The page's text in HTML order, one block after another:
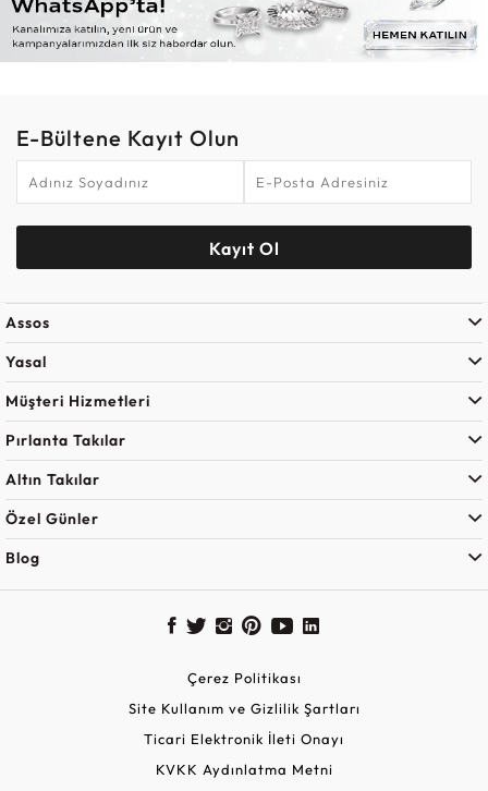
E-Bültene Kayıt Olun
Kayıt Ol
Assos
Yasal
Müşteri Hizmetleri
Pırlanta Takılar
Altın Takılar
Özel Günler
Blog
Çerez Politikası
Site Kullanım ve Gizlilik Şartları
Ticari Elektronik İleti Onayı
KVKK Aydınlatma Metni